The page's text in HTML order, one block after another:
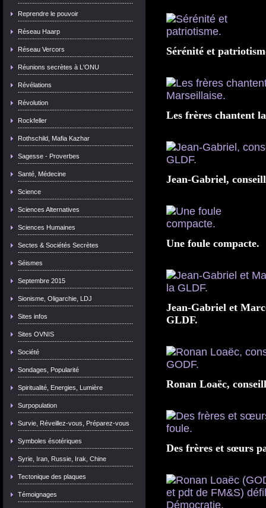
Reprendre le pouvoir
Réseau Haarp
Réseau Vercors
Réunions secrètes à L'ONU
Révélations
Révolution
Rockfeller
Rothschild, Mafia Kazhar
Sagesse - Proverbes
Santé, Médecine
Science
Sciences Alternatives
Sciences Humaines
Sectes & Sociétés Secrètes
Séismes
Septembre 2015
Sionisme, Oligarchie, LDJ
Sites infos
Sites OVNIS
Société
Sondages, Popularité
Spiritualité, Energies, Lumière
Surpopulation
Survie, Réveillez-vous, Préparez-vous
Symboles ésotériques
Syrie, Iran, Russie, Irak, Chine
Tectonique des plaques
Témoignages
Sérénité et
Les frères chantent
Jean-Gabriel,
Une foule compacte.
Jean-Gabriel et
GLDF.
Ronan Loaëc,
Des frères et sœurs